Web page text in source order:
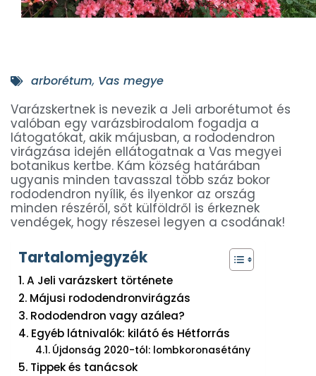
arborétum, Vas megye
Varázskertnek is nevezik a Jeli arborétumot és
valóban egy varázsbirodalom fogadja a
látogatókat, akik májusban, a rododendron
virágzása idején ellátogatnak a Vas megyei
botanikus kertbe. Kám község határában
ugyanis minden tavasszal több száz bokor
rododendron nyílik, és ilyenkor az ország
minden részéről, sőt külföldről is érkeznek
vendégek, hogy részesei legyen a csodának!
Tartalomjegyzék
A Jeli varázskert története
Májusi rododendronvirágzás
Rododendron vagy azálea?
Egyéb látnivalók: kilátó és Hétforrás
Újdonság 2020-tól: lombkoronasétány
Tippek és tanácsok